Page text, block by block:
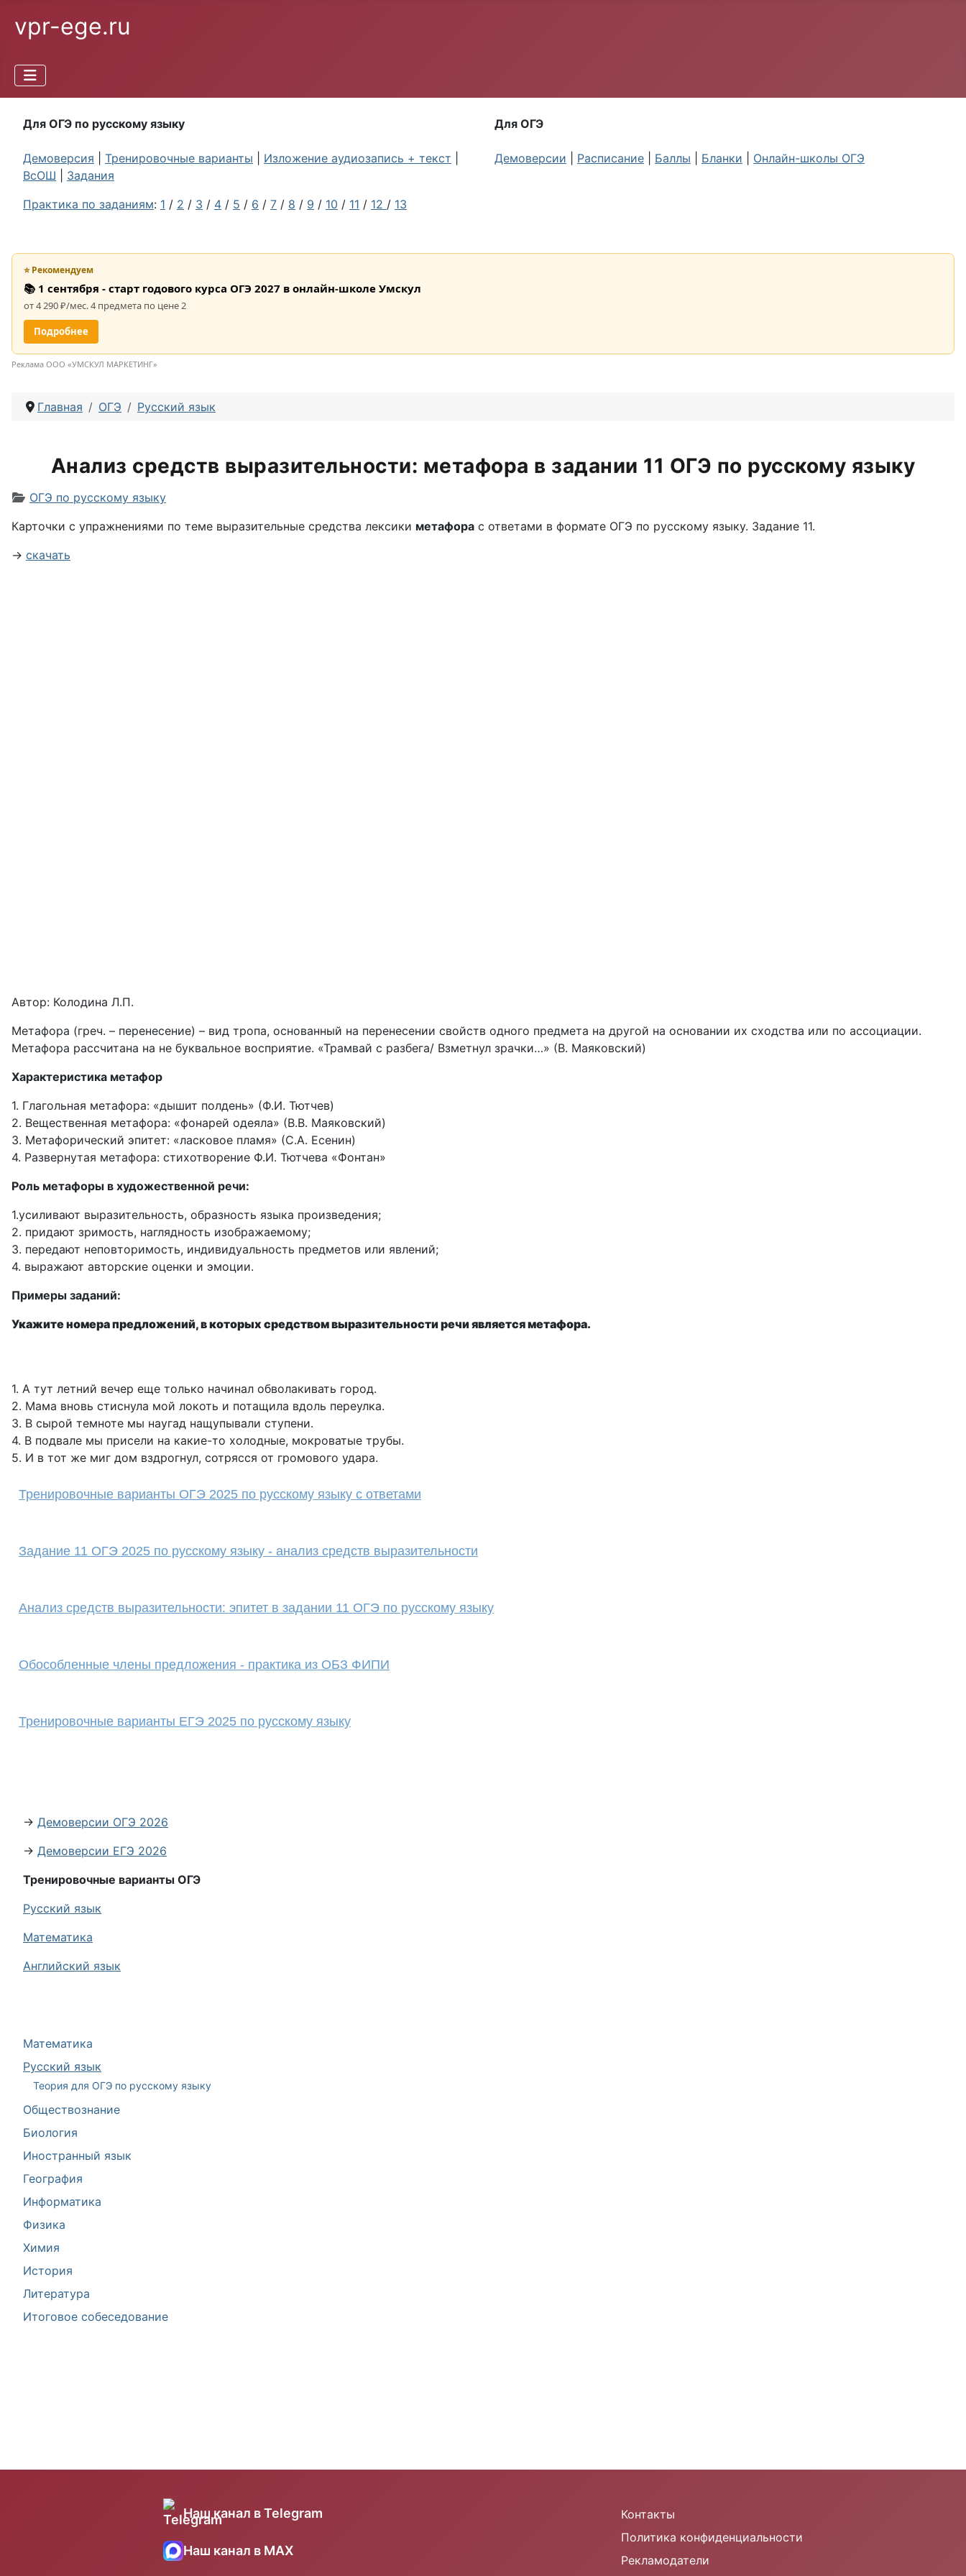
vpr-ege.ru
Для ОГЭ по русскому языку
Демоверсия Тренировочные варианты Изложение аудиозапись + текст
ВсОШ
Задания
Практика по заданиям: 1 / 2 / 3 / 4 / 5 / 6 / 7 / 8 / 9 / 10 / 11 / 12 / 13
Для ОГЭ
Демоверсии Расписание Баллы Бланки Онлайн-школы ОГЭ
Математика
Русский язык
Теория для ОГЭ по русскому языку
Обществознание
Биология
Иностранный язык
География
Информатика
Физика
Химия
История
Литература
Итоговое собеседование
⭐ Рекомендуем
📚 1 сентября - старт годового курса ОГЭ 2027 в онлайн-школе Умскул
от 4 290 ₽/мес. 4 предмета по цене 2
Подробнее
Реклама ООО «УМСКУЛ МАРКЕТИНГ»
Главная ОГЭ Русский язык
Анализ средств выразительности: метафора в задании 11 ОГЭ по русскому языку
Информация о материале
ОГЭ по русскому языку
Карточки с упражнениями по теме выразительные средства лексики метафора с ответами в формате ОГЭ по русскому языку. Задание 11.
→ скачать
Автор: Колодина Л.П.
Метафора (греч. – перенесение) – вид тропа, основанный на перенесении свойств одного предмета на другой на основании их сходства или по ассоциации.
Метафора рассчитана на не буквальное восприятие. «Трамвай с разбега/ Взметнул зрачки…» (В. Маяковский)
Характеристика метафор
1. Глагольная метафора: «дышит полдень» (Ф.И. Тютчев)
2. Вещественная метафора: «фонарей одеяла» (В.В. Маяковский)
3. Метафорический эпитет: «ласковое пламя» (С.А. Есенин)
4. Развернутая метафора: стихотворение Ф.И. Тютчева «Фонтан»
Роль метафоры в художественной речи:
1.усиливают выразительность, образность языка произведения;
2. придают зримость, наглядность изображаемому;
3. передают неповторимость, индивидуальность предметов или явлений;
4. выражают авторские оценки и эмоции.
Примеры заданий:
Укажите номера предложений, в которых средством выразительности речи является метафора.
1. А тут летний вечер еще только начинал обволакивать город.
2. Мама вновь стиснула мой локоть и потащила вдоль переулка.
3. В сырой темноте мы наугад нащупывали ступени.
4. В подвале мы присели на какие-то холодные, мокроватые трубы.
5. И в тот же миг дом вздрогнул, сотрясся от громового удара.
Тренировочные варианты ОГЭ 2025 по русскому языку с ответами
Задание 11 ОГЭ 2025 по русскому языку - анализ средств выразительности
Анализ средств выразительности: эпитет в задании 11 ОГЭ по русскому языку
Обособленные члены предложения - практика из ОБЗ ФИПИ
Тренировочные варианты ЕГЭ 2025 по русскому языку
→ Демоверсии ОГЭ 2026
→ Демоверсии ЕГЭ 2026
Тренировочные варианты ОГЭ
Русский язык
Математика
Английский язык
Наш канал в Telegram
Наш канал в MAX
Контакты
Политика конфиденциальности
Рекламодатели